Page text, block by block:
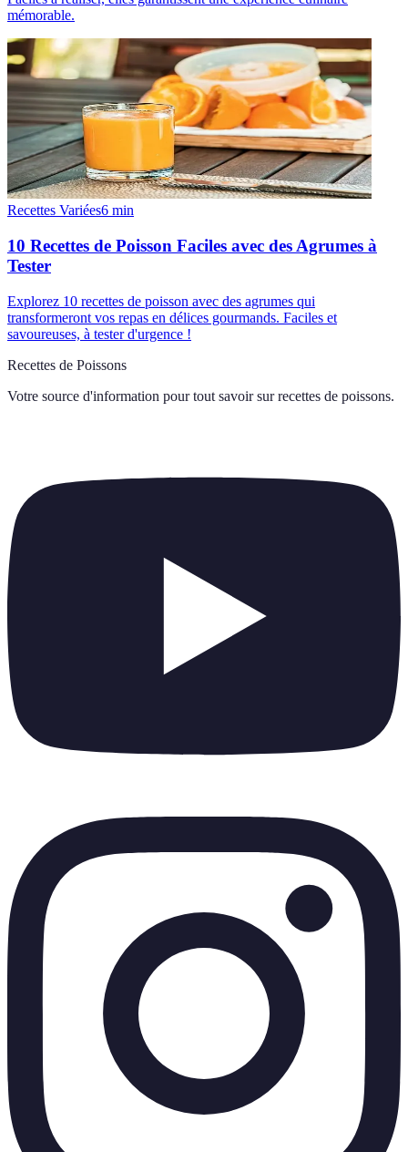
mémorable.
Recettes Variées6 min
10 Recettes de Poisson Faciles avec des Agrumes à
Tester
Explorez 10 recettes de poisson avec des agrumes qui
transformeront vos repas en délices gourmands. Faciles et
savoureuses, à tester d'urgence !
Recettes de Poissons
Votre source d'information pour tout savoir sur recettes de poissons.